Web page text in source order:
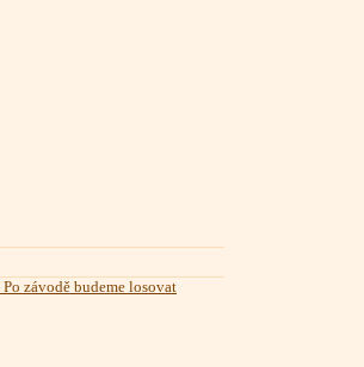
Po závodě budeme losovat